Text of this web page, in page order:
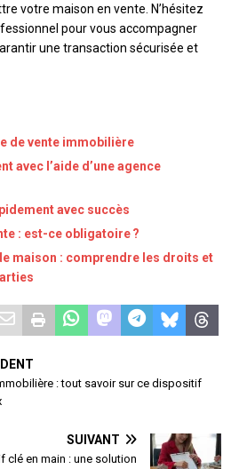
votre maison en vente. N’hésitez
pour vous accompagner
une transaction sécurisée et
de vente immobilière
avec l’aide d’une agence
avec succès
: est-ce obligatoire ?
maison : comprendre les droits et
: tout savoir sur ce dispositif
SUIVANT
clé en main : une solution